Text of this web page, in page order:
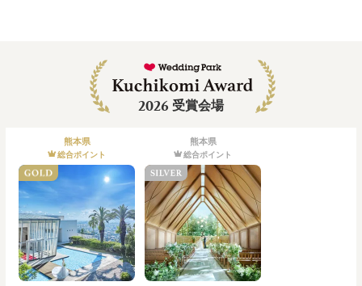
2026 受賞会場
熊本県
総合ポイント
熊本県
総合ポイント